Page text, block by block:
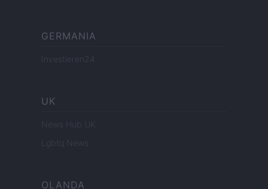
GERMANIA
Investieren24
UK
News Hub UK
Lgbtq News
OLANDA